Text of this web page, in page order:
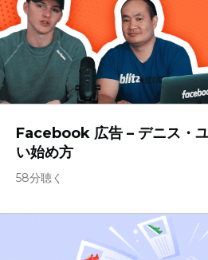
Facebook 広告 – デニス・
い始め方
58分聴く